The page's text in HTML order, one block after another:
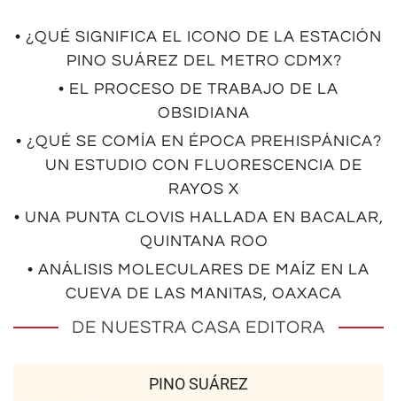
• ¿QUÉ SIGNIFICA EL ICONO DE LA ESTACIÓN
PINO SUÁREZ DEL METRO CDMX?
• EL PROCESO DE TRABAJO DE LA
OBSIDIANA
• ¿QUÉ SE COMÍA EN ÉPOCA PREHISPÁNICA?
UN ESTUDIO CON FLUORESCENCIA DE
RAYOS X
• UNA PUNTA CLOVIS HALLADA EN BACALAR,
QUINTANA ROO
• ANÁLISIS MOLECULARES DE MAÍZ EN LA
CUEVA DE LAS MANITAS, OAXACA
DE NUESTRA CASA EDITORA
PINO SUÁREZ